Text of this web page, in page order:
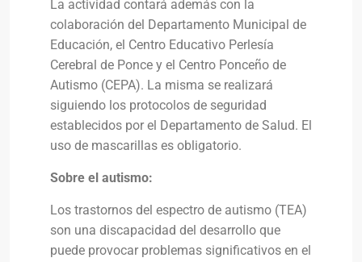
La actividad contará además con la
colaboración del Departamento Municipal de
Educación, el Centro Educativo Perlesía
Cerebral de Ponce y el Centro Ponceño de
Autismo (CEPA). La misma se realizará
siguiendo los protocolos de seguridad
establecidos por el Departamento de Salud. El
uso de mascarillas es obligatorio.
Sobre el autismo:
Los trastornos del espectro de autismo (TEA)
son una discapacidad del desarrollo que
puede provocar problemas significativos en el